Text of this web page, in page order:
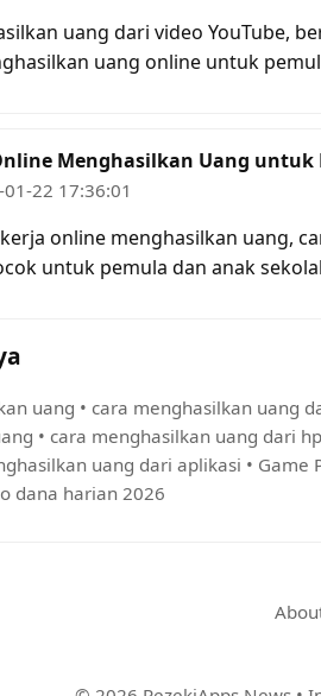
uang dari video YouTube,
uang online untuk
Menghasilkan Uang untuk
22 17:36:01
online menghasilkan uang,
untuk pemula dan anak
uang • cara menghasilkan uang
• cara menghasilkan uang dari hp
uang dari aplikasi • Game
dana harian 2026